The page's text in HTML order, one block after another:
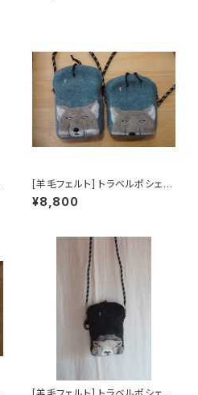
[羊毛フェルト] トラベルポシェッ
トLONG -チベットスナギツ
ネ-
¥8,800